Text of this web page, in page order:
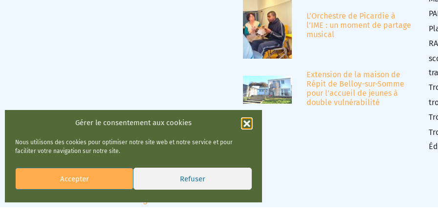
Gérer le consentement aux cookies
Nous utilisons des cookies pour optimiser notre site web et notre service et pour
faciliter votre navigation sur notre site.
Accepter Refuser
L’Orchestre de Picardie à
l’IME : un moment de partage
musical
Extension de la maison de
Répit de Belloy-sur-Somme
pour l’accueil de jeunes à
double vulnérabilité